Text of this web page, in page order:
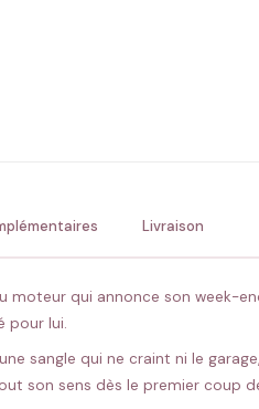
Livraison
moteur qui annonce son week-
pour lui.
sangle qui ne craint ni le
son sens dès le premier coup